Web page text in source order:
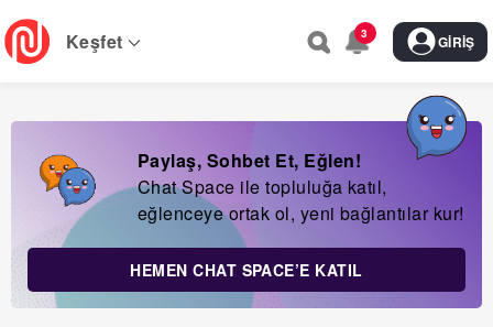
Skip
to
main
Keşfet 3 GIRIŞ
Paylaş, Sohbet Et, Eğlen!
Chat Space ile topluluğa katıl,
eğlenceye ortak ol, yeni bağlantılar kur!
HEMEN CHAT SPACE’E KATIL